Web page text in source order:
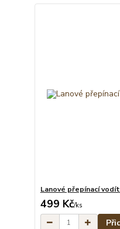
Lanové přepínací
499 Kč/ks